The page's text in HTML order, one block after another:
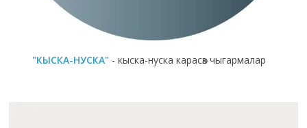
"КЫСКА-НУСКА" - кыска-нуска карасөз чыгармалар